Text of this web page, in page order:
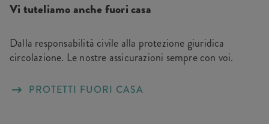
Vi tuteliamo anche fuori casa
Dalla responsabilità civile alla protezione giuridica
circolazione. Le nostre assicurazioni sempre con voi.
PROTETTI FUORI CASA